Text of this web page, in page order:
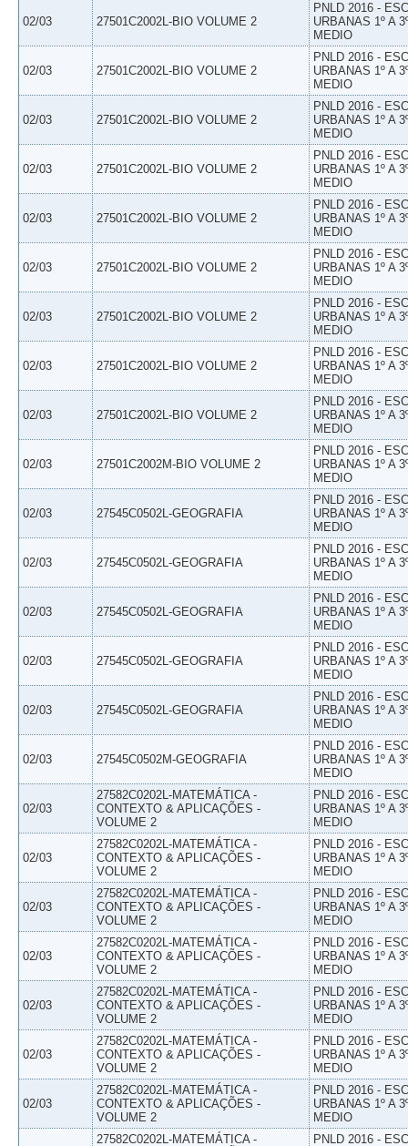
02/03 27501C2002L-BIO VOLUME 2
PNLD 2016 -
URBANAS 1º A
MEDIO
02/03 27501C2002L-BIO VOLUME 2
PNLD 2016 -
URBANAS 1º A
MEDIO
02/03 27501C2002L-BIO VOLUME 2
PNLD 2016 -
URBANAS 1º A
MEDIO
02/03 27501C2002L-BIO VOLUME 2
PNLD 2016 -
URBANAS 1º A
MEDIO
02/03 27501C2002L-BIO VOLUME 2
PNLD 2016 -
URBANAS 1º A
MEDIO
02/03 27501C2002L-BIO VOLUME 2
PNLD 2016 -
URBANAS 1º A
MEDIO
02/03 27501C2002L-BIO VOLUME 2
PNLD 2016 -
URBANAS 1º A
MEDIO
02/03 27501C2002L-BIO VOLUME 2
PNLD 2016 -
URBANAS 1º A
MEDIO
02/03 27501C2002L-BIO VOLUME 2
PNLD 2016 -
URBANAS 1º A
MEDIO
02/03 27501C2002M-BIO VOLUME 2
PNLD 2016 -
URBANAS 1º A
MEDIO
02/03 27545C0502L-GEOGRAFIA
PNLD 2016 -
URBANAS 1º A
MEDIO
02/03 27545C0502L-GEOGRAFIA
PNLD 2016 -
URBANAS 1º A
MEDIO
02/03 27545C0502L-GEOGRAFIA
PNLD 2016 -
URBANAS 1º A
MEDIO
02/03 27545C0502L-GEOGRAFIA
PNLD 2016 -
URBANAS 1º A
MEDIO
02/03 27545C0502L-GEOGRAFIA
PNLD 2016 -
URBANAS 1º A
MEDIO
02/03 27545C0502M-GEOGRAFIA
PNLD 2016 -
URBANAS 1º A
MEDIO
02/03
27582C0202L-MATEMÁTICA -
CONTEXTO & APLICAÇÕES -
VOLUME 2
PNLD 2016 -
URBANAS 1º A
MEDIO
02/03
27582C0202L-MATEMÁTICA -
CONTEXTO & APLICAÇÕES -
VOLUME 2
PNLD 2016 -
URBANAS 1º A
MEDIO
02/03
27582C0202L-MATEMÁTICA -
CONTEXTO & APLICAÇÕES -
VOLUME 2
PNLD 2016 -
URBANAS 1º A
MEDIO
02/03
27582C0202L-MATEMÁTICA -
CONTEXTO & APLICAÇÕES -
VOLUME 2
PNLD 2016 -
URBANAS 1º A
MEDIO
02/03
27582C0202L-MATEMÁTICA -
CONTEXTO & APLICAÇÕES -
VOLUME 2
PNLD 2016 -
URBANAS 1º A
MEDIO
02/03
27582C0202L-MATEMÁTICA -
CONTEXTO & APLICAÇÕES -
VOLUME 2
PNLD 2016 -
URBANAS 1º A
MEDIO
02/03
27582C0202L-MATEMÁTICA -
CONTEXTO & APLICAÇÕES -
VOLUME 2
PNLD 2016 -
URBANAS 1º A
MEDIO
27582C0202L-MATEMÁTICA -
PNLD 2016 -